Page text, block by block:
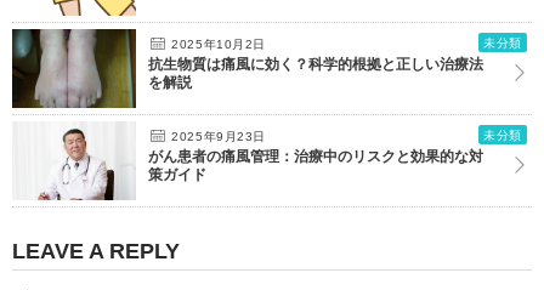
2025年10月2日 未分類
抗生物質は痛風に効く？科学的根拠と正しい治療法
を解説
2025年9月23日 未分類
がん患者の痛風管理：治療中のリスクと効果的な対
策ガイド
LEAVE A REPLY